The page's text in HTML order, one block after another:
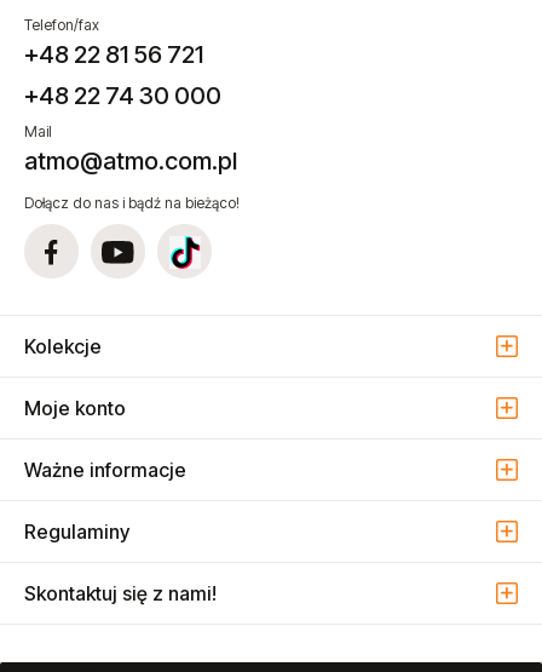
Telefon/fax
+48 22 81 56 721
+48 22 74 30 000
Mail
atmo@atmo.com.pl
Dołącz do nas i bądź na bieżąco!
Kolekcje
Moje konto
Ważne informacje
Regulaminy
Skontaktuj się z nami!